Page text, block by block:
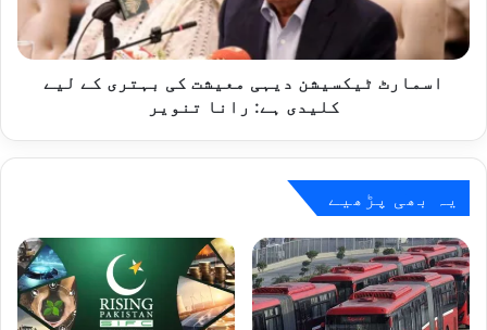
کے
لیے
کلیدی
اسمارٹ ٹیکسیشن دیہی معیشت کی بہتری کے لیے
کلیدی ہے: رانا تنویر
یہ بھی پڑھیے